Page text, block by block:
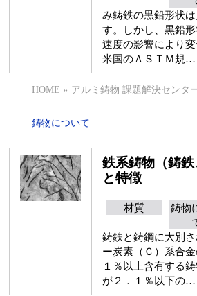
み鋳鉄の黒鉛形状
す。しかし、黒鉛
速度の影響により
米国のＡＳＴＭ規…
HOME » アルミ鋳物 課題解決センタ
鋳物について
鉄系鋳物（鋳
と特徴
材質
鋳物
鋳鉄と鋳鋼に大別さ
ー炭素（Ｃ）系合
１％以上含有する
が２．１％以下の…